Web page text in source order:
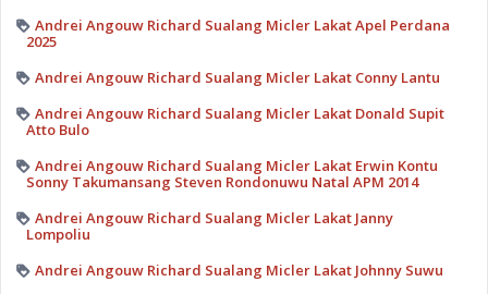
Andrei Angouw Richard Sualang Micler Lakat Apel Perdana
2025
Andrei Angouw Richard Sualang Micler Lakat Conny Lantu
Andrei Angouw Richard Sualang Micler Lakat Donald Supit
Atto Bulo
Andrei Angouw Richard Sualang Micler Lakat Erwin Kontu
Sonny Takumansang Steven Rondonuwu Natal APM 2014
Andrei Angouw Richard Sualang Micler Lakat Janny
Lompoliu
Andrei Angouw Richard Sualang Micler Lakat Johnny Suwu